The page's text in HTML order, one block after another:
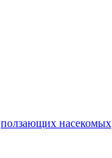
ползающих насекомых